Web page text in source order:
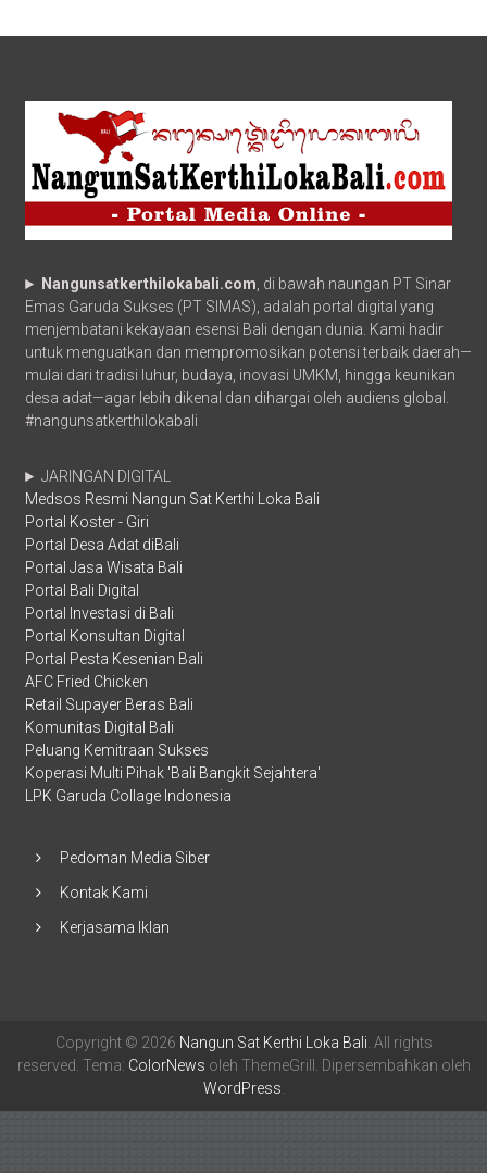
Nangunsatkerthilokabali.com , di bawah naungan PT Sinar
Emas Garuda Sukses (PT SIMAS), adalah portal digital yang
menjembatani kekayaan esensi Bali dengan dunia. Kami hadir
untuk menguatkan dan mempromosikan potensi terbaik daerah—
mulai dari tradisi luhur, budaya, inovasi UMKM, hingga keunikan
desa adat—agar lebih dikenal dan dihargai oleh audiens global.
#nangunsatkerthilokabali
JARINGAN DIGITAL
Medsos Resmi Nangun Sat Kerthi Loka Bali
Portal Koster - Giri
Portal Desa Adat diBali
Portal Jasa Wisata Bali
Portal Bali Digital
Portal Investasi di Bali
Portal Konsultan Digital
Portal Pesta Kesenian Bali
AFC Fried Chicken
Retail Supayer Beras Bali
Komunitas Digital Bali
Peluang Kemitraan Sukses
Koperasi Multi Pihak 'Bali Bangkit Sejahtera'
LPK Garuda Collage Indonesia
Pedoman Media Siber
Kontak Kami
Kerjasama Iklan
Copyright © 2026 Nangun Sat Kerthi Loka Bali . All rights
reserved. Tema: ColorNews oleh ThemeGrill. Dipersembahkan oleh
WordPress